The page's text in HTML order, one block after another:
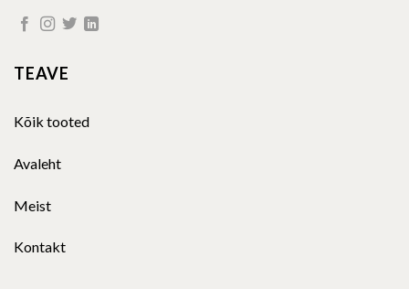
TEAVE
Kõik tooted
Avaleht
Meist
Kontakt